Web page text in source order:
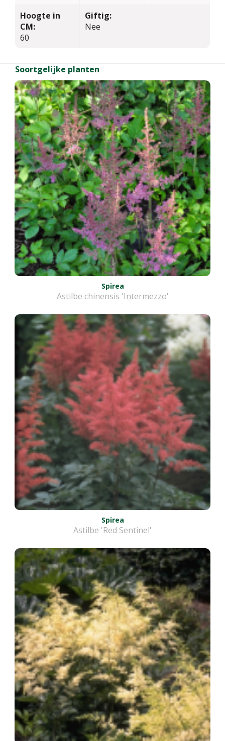
Hoogte in
CM:
60
Giftig:
Nee
Soortgelijke planten
Spirea
Astilbe chinensis 'Intermezzo'
Spirea
Astilbe 'Red Sentinel'